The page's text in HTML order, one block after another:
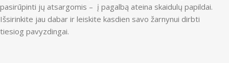
pasirūpinti jų atsargomis – į pagalbą ateina skaidulų papildai.
Išsirinkite jau dabar ir leiskite kasdien savo žarnynui dirbti
tiesiog pavyzdingai.